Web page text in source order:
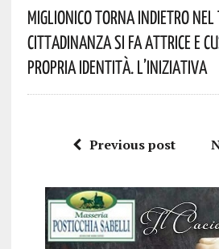
Miglionico Torna Indietro Nel
Cittadinanza Si Fa Attrice E
Propria Identità. L’iniziativa
Previous post